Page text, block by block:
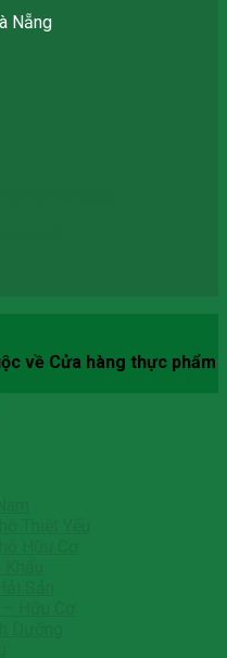
Nẵng
về Cửa hàng thực phẩm